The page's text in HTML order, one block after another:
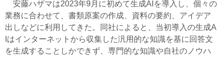
安藤ハザマは2023年9月に初めて生成AIを導入し、個々の
業務に合わせて、書類原案の作成、資料の要約、アイデア
出しなどに利用してきた。同社によると、当初導入の生成A
Iはインターネットから収集した汎用的な知識を基に回答文
を生成することしかできず、専門的な知識や自社のノウハ